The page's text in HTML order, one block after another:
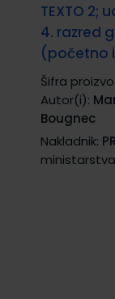
TEXTO 2;
4. razred
(početno
Šifra
Autor(i):
Bougnec
Nakladnik: